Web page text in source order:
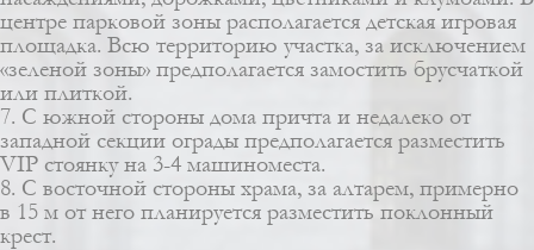
центре парковой зоны располагается детская игровая
площадка. Всю территорию участка, за исключением
«зеленой зоны» предполагается замостить брусчаткой
или плиткой.
7. С южной стороны дома причта и недалеко от
западной секции ограды предполагается разместить
VIP стоянку на 3-4 машиноместа.
8. С восточной стороны храма, за алтарем, примерно
в 15 м от него планируется разместить поклонный
крест.